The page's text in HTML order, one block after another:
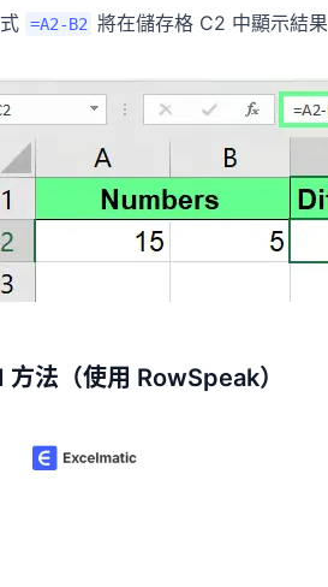
=A2-B2 將在儲存格 C2 中顯示結果
方法（使用 RowSpeak）